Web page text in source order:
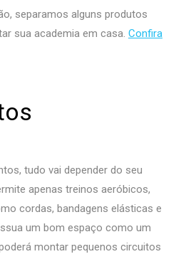
separamos alguns produtos
sua academia em casa. Confira
tudo vai depender do seu
apenas treinos aeróbicos,
cordas, bandagens elásticas e
um bom espaço como um
montar pequenos circuitos